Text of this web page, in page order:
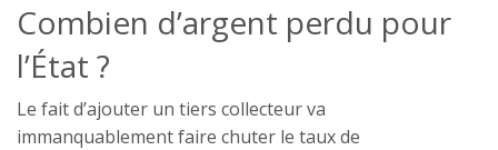
Combien d’argent perdu pour
l’État ?
Le fait d’ajouter un tiers collecteur va
immanquablement faire chuter le taux de